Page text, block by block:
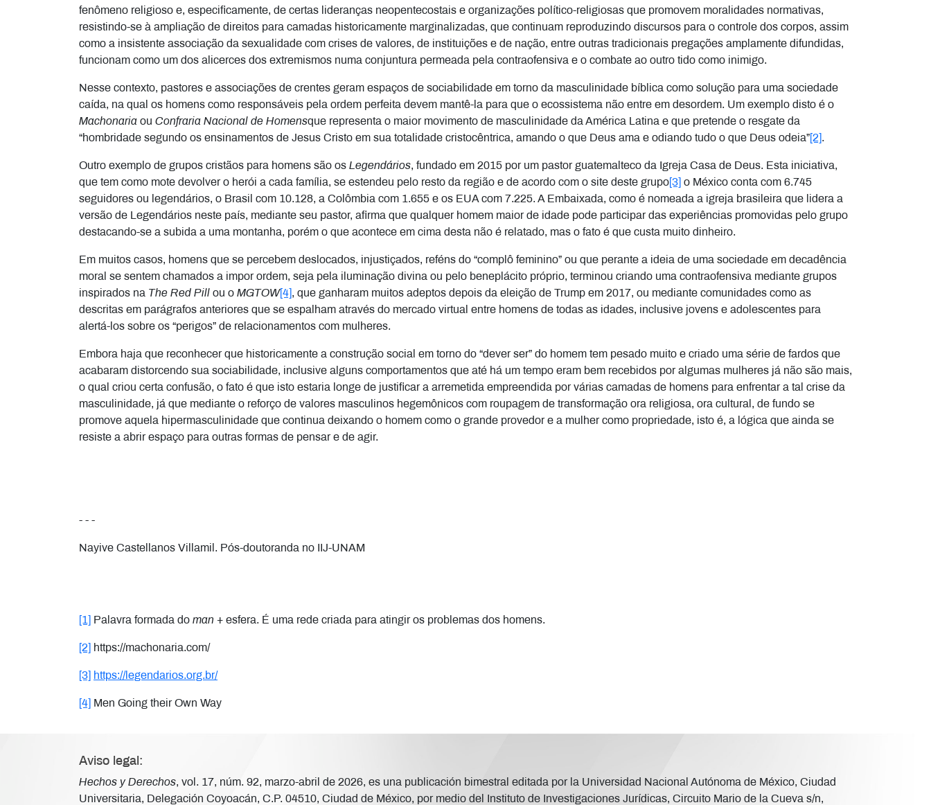
fenômeno religioso e, especificamente, de certas lideranças neopentecostais e organizações político-religiosas que promovem moralidades normativas,
resistindo-se à ampliação de direitos para camadas historicamente marginalizadas, que continuam reproduzindo discursos para o controle dos corpos, assim
como a insistente associação da sexualidade com crises de valores, de instituições e de nação, entre outras tradicionais pregações amplamente difundidas,
funcionam como um dos alicerces dos extremismos numa conjuntura permeada pela contraofensiva e o combate ao outro tido como inimigo.
Nesse contexto, pastores e associações de crentes geram espaços de sociabilidade em torno da masculinidade bíblica como solução para uma sociedade
caída, na qual os homens como responsáveis pela ordem perfeita devem mantê-la para que o ecossistema não entre em desordem. Um exemplo disto é o
Machonaria ou Confraria Nacional de Homensque representa o maior movimento de masculinidade da América Latina e que pretende o resgate da
“hombridade segundo os ensinamentos de Jesus Cristo em sua totalidade cristocêntrica, amando o que Deus ama e odiando tudo o que Deus odeia” [2] .
Outro exemplo de grupos cristãos para homens são os Legendários, fundado em 2015 por um pastor guatemalteco da Igreja Casa de Deus. Esta iniciativa,
que tem como mote devolver o herói a cada família, se estendeu pelo resto da região e de acordo com o site deste grupo [3] o México conta com 6.745
seguidores ou legendários, o Brasil com 10.128, a Colômbia com 1.655 e os EUA com 7.225. A Embaixada, como é nomeada a igreja brasileira que lidera a
versão de Legendários neste país, mediante seu pastor, afirma que qualquer homem maior de idade pode participar das experiências promovidas pelo grupo
destacando-se a subida a uma montanha, porém o que acontece em cima desta não é relatado, mas o fato é que custa muito dinheiro.
Em muitos casos, homens que se percebem deslocados, injustiçados, reféns do “complô feminino” ou que perante a ideia de uma sociedade em decadência
moral se sentem chamados a impor ordem, seja pela iluminação divina ou pelo beneplácito próprio, terminou criando uma contraofensiva mediante grupos
inspirados na The Red Pill ou o MGTOW[4] , que ganharam muitos adeptos depois da eleição de Trump em 2017, ou mediante comunidades como as
descritas em parágrafos anteriores que se espalham através do mercado virtual entre homens de todas as idades, inclusive jovens e adolescentes para
alertá-los sobre os “perigos” de relacionamentos com mulheres.
Embora haja que reconhecer que historicamente a construção social em torno do “dever ser” do homem tem pesado muito e criado uma série de fardos que
acabaram distorcendo sua sociabilidade, inclusive alguns comportamentos que até há um tempo eram bem recebidos por algumas mulheres já não são mais,
o qual criou certa confusão, o fato é que isto estaria longe de justificar a arremetida empreendida por várias camadas de homens para enfrentar a tal crise da
masculinidade, já que mediante o reforço de valores masculinos hegemônicos com roupagem de transformação ora religiosa, ora cultural, de fundo se
promove aquela hipermasculinidade que continua deixando o homem como o grande provedor e a mulher como propriedade, isto é, a lógica que ainda se
resiste a abrir espaço para outras formas de pensar e de agir.
- - -
Nayive Castellanos Villamil. Pós-doutoranda no IIJ-UNAM
[1] Palavra formada do man + esfera. É uma rede criada para atingir os problemas dos homens.
[2] https://machonaria.com/
[3] https://legendarios.org.br/
[4] Men Going their Own Way
Aviso legal:
Hechos y Derechos, vol. 17, núm. 92, marzo-abril de 2026, es una publicación bimestral editada por la Universidad Nacional Autónoma de México, Ciudad
Universitaria, Delegación Coyoacán, C.P. 04510, Ciudad de México, por medio del Instituto de Investigaciones Jurídicas, Circuito Mario de la Cueva s/n,